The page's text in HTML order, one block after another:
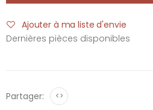
Ajouter à ma liste d'envie
Dernières pièces disponibles
Partager: <>